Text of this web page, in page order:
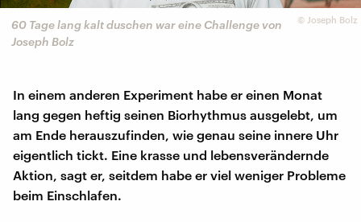
© Joseph Bolz
60 Tage lang kalt duschen war eine Challenge von
Joseph Bolz
In einem anderen Experiment habe er einen Monat
lang gegen heftig seinen Biorhythmus ausgelebt, um
am Ende herauszufinden, wie genau seine innere Uhr
eigentlich tickt. Eine krasse und lebensverändernde
Aktion, sagt er, seitdem habe er viel weniger Probleme
beim Einschlafen.